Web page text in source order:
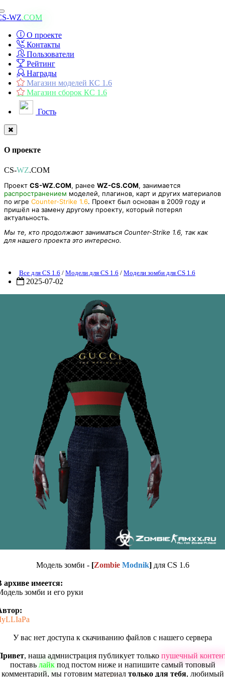
Toggle
navigation
WZ.COM
О проекте
Контакты
Пользователи
Рейтинг
Награды
Магазин моделей КС 1.6
Магазин сборок КС 1.6
Гость
О проекте
CS-WZ.COM
Проект CS-WZ.COM, ранее WZ-CS.COM, занимается
распространением моделей, плагинов, карт и других материалов
по игре Counter-Strike 1.6. Проект был основан в 2009 году и
пришёл на замену другому проекту, который потерял
актуальность.
Мы те, кто продолжают заниматься Counter-Strike 1.6, так как
для нашего проекта это интересно.
Все для CS 1.6 / Модели для CS 1.6 / Модели зомби для CS 1.6
2025-07-02
Модель зомби - [Zombie Modnik]для CS 1.6
архиве имеется:
зомби и его руки
У вас нет доступа к скачиванию файлов с нашего сервера
, наша адмнистрация публикует только пушечный
поставь лайкпод постом ниже и напишите самый топовый
комментарий, мы готовим материал только для тебя, любимый